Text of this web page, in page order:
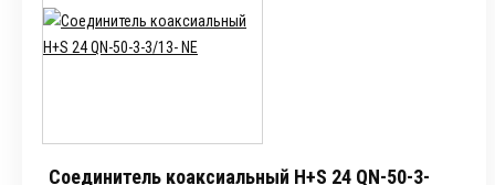
Соединитель коаксиальный H+S 24 QN-50-3-